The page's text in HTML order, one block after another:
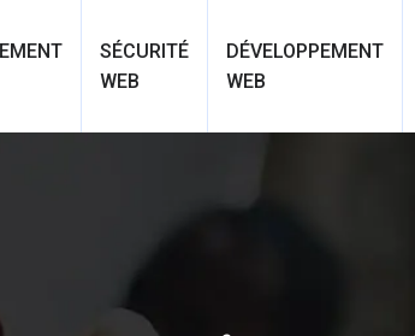
SÉCURITÉ
WEB
DÉVELOPPEMENT
WEB